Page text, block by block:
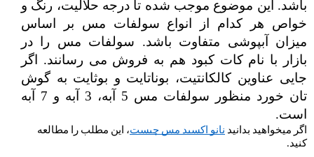
جایی عناوین کالکانتیت، بوناتایت و بوثایت
است.
اگر میخواهید بدانید نانو اکسید مس چیست
کنید.